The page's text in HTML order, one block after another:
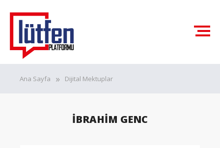
Ana Sayfa Dijital Mektuplar
İBRAHİM GENC